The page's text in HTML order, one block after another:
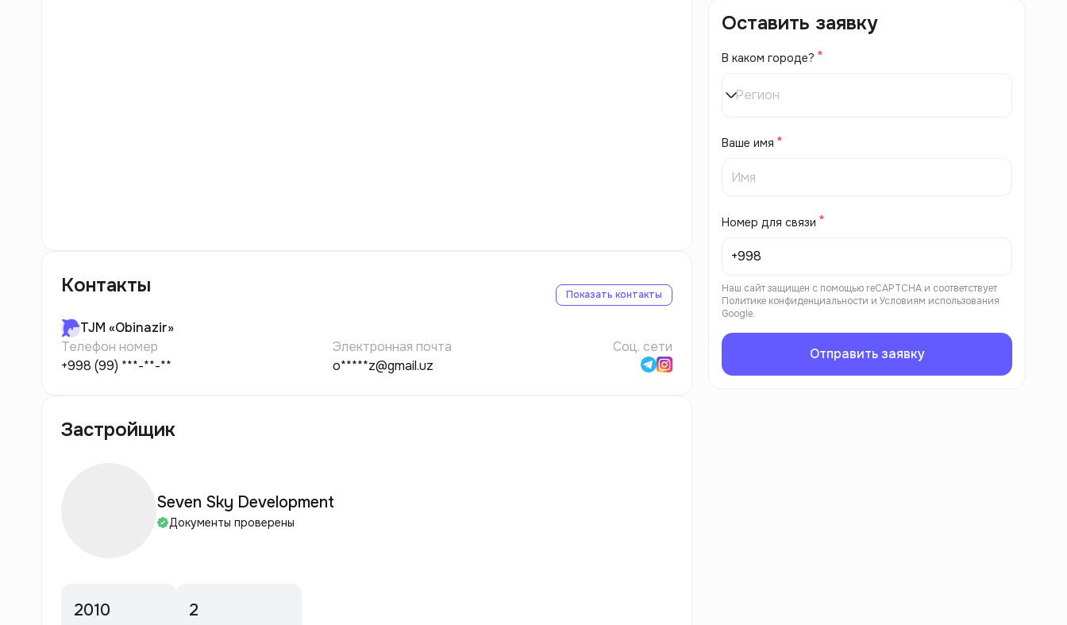
Контакты Показать контакты
TJM «Obinazir»
Телефон номер
+998 (99) ***-**-**
Электронная почта
o*****z@gmail.uz
Соц. сети
Застройщик
Seven Sky Development
Документы проверены
2010 2
Оставить заявку
В каком городе?
Регион
Ваше имя
Номер для связи
Наш сайт защищен с помощью reCAPTCHA и соответствует
Политике конфиденциальности и Условиям использования
Google.
Отправить заявку